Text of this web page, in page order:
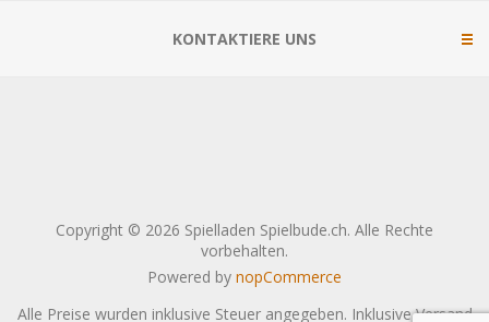
KONTAKTIERE UNS
Copyright © 2026 Spielladen Spielbude.ch. Alle Rechte
vorbehalten.
Powered by nopCommerce
Alle Preise wurden inklusive Steuer angegeben. InklusiveVersand